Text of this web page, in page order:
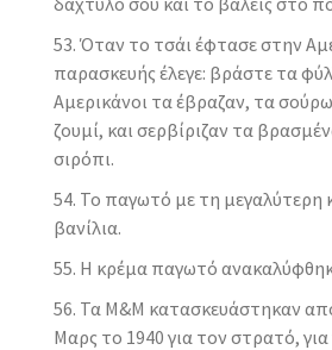
Όταν το τσάι έφτασε στην
παρασκευής έλεγε: βράστε τα
Αμερικάνοι τα έβραζαν, τα
ζουμί, και σερβίριζαν τα
σιρόπι.
Το παγωτό με τη μεγαλύτερη
βανίλια.
Η κρέμα παγωτό
Τα Μ&Μ κατασκευάστηκαν
Μαρς το 1940 για τον στρατό,